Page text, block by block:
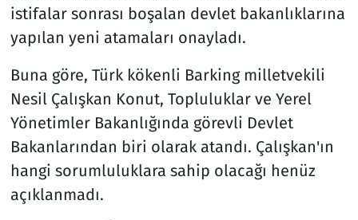
istifalar sonrası boşalan devlet bakanlıklarına
yapılan yeni atamaları onayladı.
Buna göre, Türk kökenli Barking milletvekili
Nesil Çalışkan Konut, Topluluklar ve Yerel
Yönetimler Bakanlığında görevli Devlet
Bakanlarından biri olarak atandı. Çalışkan'ın
hangi sorumluluklara sahip olacağı henüz
açıklanmadı.